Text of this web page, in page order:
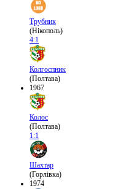
Трубник
(Нікополь)
4:1
Колгоспник
(Полтава)
1967
Колос
(Полтава)
1:1
Шахтар
(Горлівка)
1974